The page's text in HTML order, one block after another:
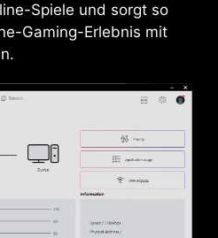
Spiele und sorgt so
Gaming-Erlebnis mit
in einer
Daten-, Strom‑ und
zu bis zu fünf
oder ‑Dock
Zubehörteile über eine
mit deinem
zu bündeln.
Cookies, um dieses